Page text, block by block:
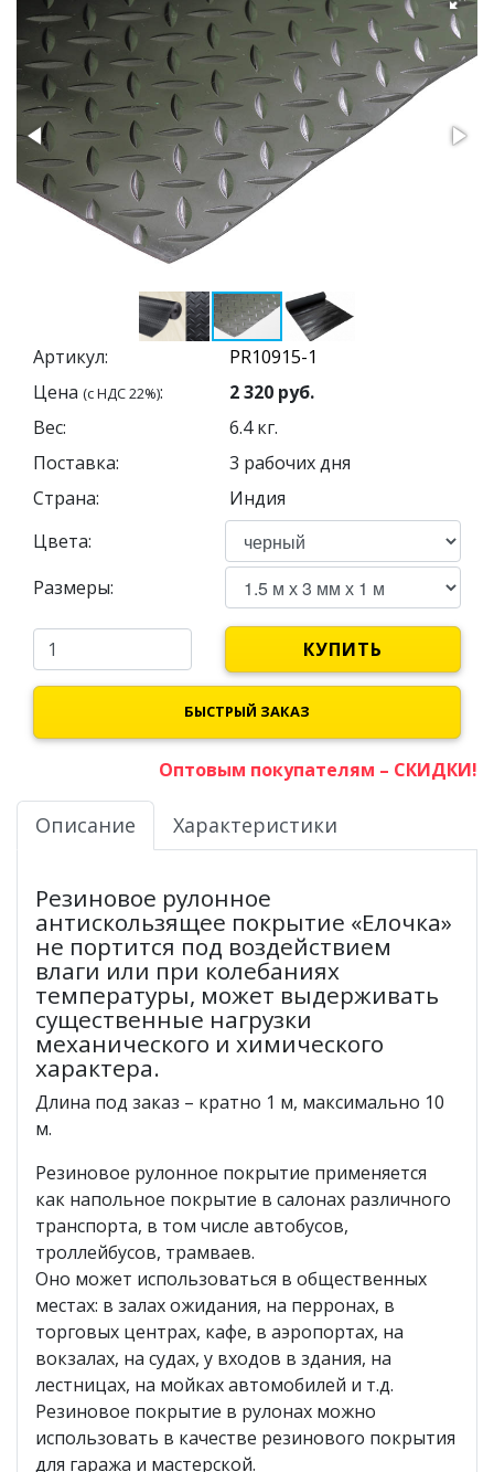
Артикул:
Цена (с НДС 22%): 2 320 руб.
Вес:
6.4кг.
Поставка:
3 рабочих дня
Страна:
Индия
Цвета:
Размеры:
КУПИТЬ
БЫСТРЫЙ ЗАКАЗ
Оптовым покупателям – СКИДКИ!
Описание Характеристики
Резиновое рулонное
антискользящее покрытие «Елочка»
не портится под воздействием
влаги или при колебаниях
температуры, может выдерживать
существенные нагрузки
механического и химического
характера.
Длина под заказ – кратно 1 м, максимально 10
м.
Резиновое рулонное покрытие применяется
как напольное покрытие в салонах различного
транспорта, в том числе автобусов,
троллейбусов, трамваев.
Оно может использоваться в общественных
местах: в залах ожидания, на перронах, в
торговых центрах, кафе, в аэропортах, на
вокзалах, на судах, у входов в здания, на
лестницах, на мойках автомобилей и т.д.
Резиновое покрытие в рулонах можно
использовать в качестве резинового покрытия
для гаража и мастерской.